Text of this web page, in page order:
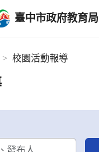
臺中市政府教育局
校園活動報導